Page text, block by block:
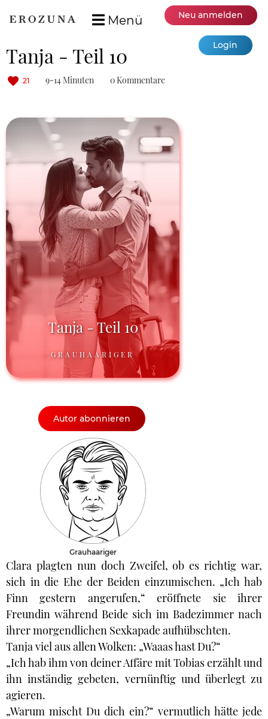
Menü Neu anmelden
Login
Tanja - Teil 10
21 9-14 Minuten 0 Kommentare
Tanja - Teil 10
GRAUHAARIGER
Autor abonnieren
Grauhaariger
Clara plagten nun doch Zweifel, ob es richtig war,
sich in die Ehe der Beiden einzumischen. „Ich hab
Finn gestern angerufen,“ eröffnete sie ihrer
Freundin während Beide sich im Badezimmer nach
ihrer morgendlichen Sexkapade aufhübschten.
Tanja viel aus allen Wolken: „Waaas hast Du?“
„Ich hab ihm von deiner Affäre mit Tobias erzählt und
ihn inständig gebeten, vernünftig und überlegt zu
agieren.
„Warum mischt Du dich ein?“ vermutlich hätte jede